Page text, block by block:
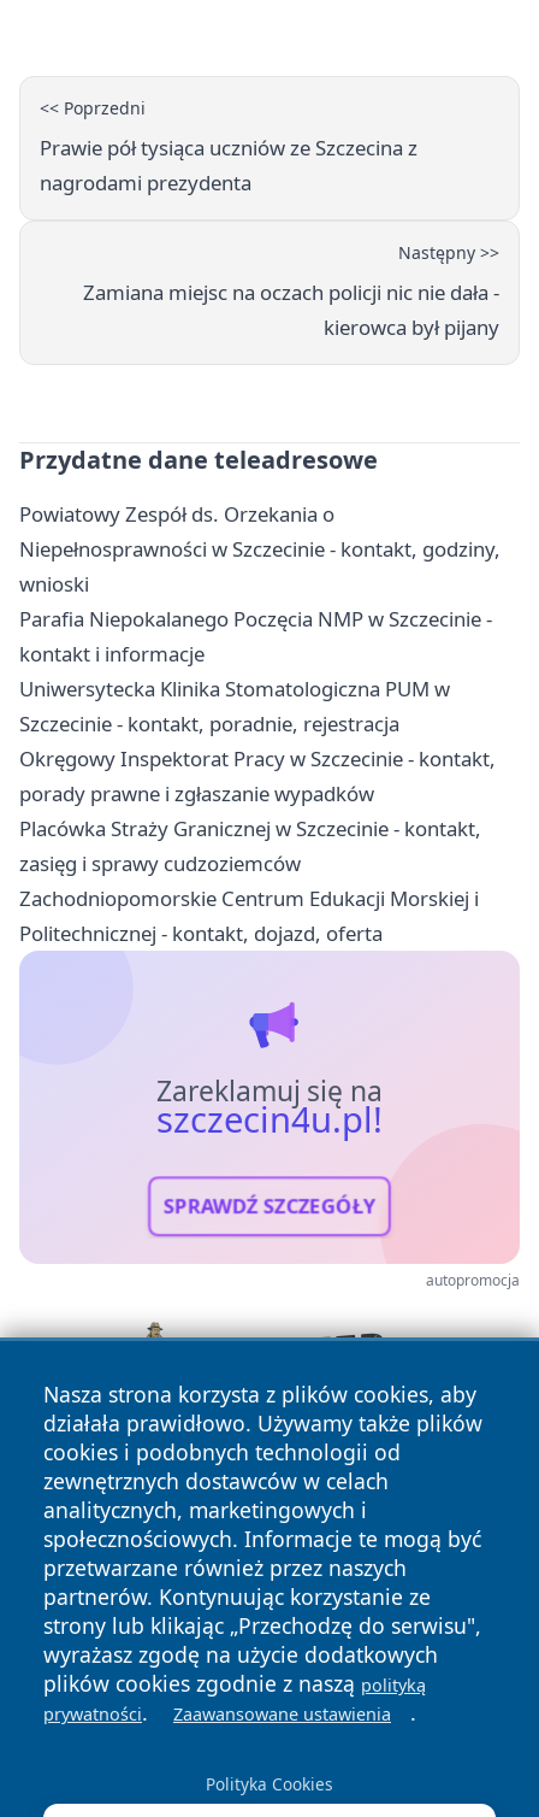
<< Poprzedni
Prawie pół tysiąca uczniów ze Szczecina z
nagrodami prezydenta
Następny >>
Zamiana miejsc na oczach policji nic nie dała -
kierowca był pijany
Przydatne dane teleadresowe
Powiatowy Zespół ds. Orzekania o
Niepełnosprawności w Szczecinie - kontakt, godziny,
wnioski
Parafia Niepokalanego Poczęcia NMP w Szczecinie -
kontakt i informacje
Uniwersytecka Klinika Stomatologiczna PUM w
Szczecinie - kontakt, poradnie, rejestracja
Okręgowy Inspektorat Pracy w Szczecinie - kontakt,
porady prawne i zgłaszanie wypadków
Placówka Straży Granicznej w Szczecinie - kontakt,
zasięg i sprawy cudzoziemców
Zachodniopomorskie Centrum Edukacji Morskiej i
Politechnicznej - kontakt, dojazd, oferta
Zareklamuj się na
szczecin4u.pl!
SPRAWDŹ SZCZEGÓŁY
autopromocja
Nasza strona korzysta z plików cookies, aby
działała prawidłowo. Używamy także plików
cookies i podobnych technologii od
zewnętrznych dostawców w celach
analitycznych, marketingowych i
społecznościowych. Informacje te mogą być
przetwarzane również przez naszych
partnerów. Kontynuując korzystanie ze
strony lub klikając „Przechodzę do serwisu",
wyrażasz zgodę na użycie dodatkowych
plików cookies zgodnie z naszą polityką
prywatności. Zaawansowane ustawienia .
Polityka Cookies
Copyright © 2026 szczecin4u.pl Wszystkie prawa zastrzeżone.
News Autorzy
Polityka
Prywatności
Polityka
Cookies